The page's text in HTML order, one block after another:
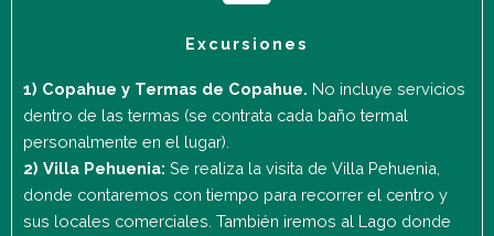
Excursiones
1) Copahue y Termas de Copahue. No incluye servicios
dentro de las termas (se contrata cada baño termal
personalmente en el lugar).
2) Villa Pehuenia: Se realiza la visita de Villa Pehuenia,
donde contaremos con tiempo para recorrer el centro y
sus locales comerciales. También iremos al Lago donde